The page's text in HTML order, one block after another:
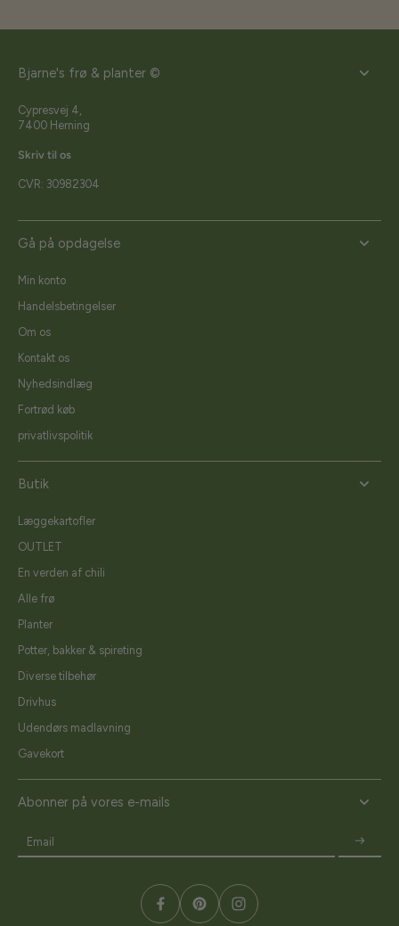
Bjarne's frø & planter ©
Cypresvej 4,
7400 Herning
Skriv til os
CVR: 30982304
Gå på opdagelse
Min konto
Handelsbetingelser
Om os
Kontakt os
Nyhedsindlæg
Fortrød køb
privatlivspolitik
Butik
Læggekartofler
OUTLET
En verden af chili
Alle frø
Planter
Potter, bakker & spireting
Diverse tilbehør
Drivhus
Udendørs madlavning
Gavekort
Abonner på vores e-mails
Email